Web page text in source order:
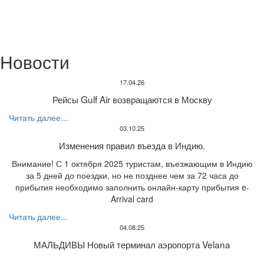
Новости
17.04.26
Рейсы Gulf Air возвращаются в Москву
Читать далее...
03.10.25
Изменения правил въезда в Индию.
Внимание! С 1 октября 2025 туристам, въезжающим в Индию
за 5 дней до поездки, но не позднее чем за 72 часа до
прибытия необходимо заполнить онлайн-карту прибытия e-
Arrival card
Читать далее...
04.08.25
МАЛЬДИВЫ Новый терминал аэропорта Velana